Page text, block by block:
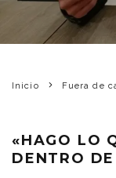
Inicio Fuera de
«HAGO LO
DENTRO